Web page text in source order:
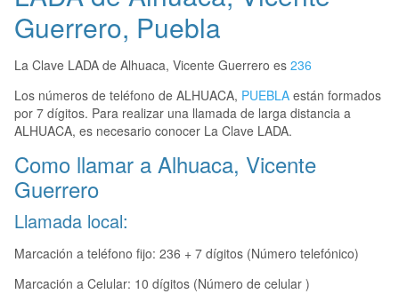
Guerrero, Puebla
La Clave LADA de Alhuaca, Vicente Guerrero es 236
Los números de teléfono de ALHUACA, PUEBLA están formados
por 7 dígitos. Para realizar una llamada de larga distancia a
ALHUACA, es necesario conocer La Clave LADA.
Como llamar a Alhuaca, Vicente
Guerrero
Llamada local:
Marcación a teléfono fijo: 236 + 7 dígitos (Número telefónico)
Marcación a Celular: 10 dígitos (Número de celular )